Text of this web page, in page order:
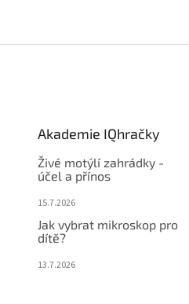
Akademie IQhračky
Živé motýlí zahrádky -
účel a přínos
15.7.2026
Jak vybrat mikroskop pro
dítě?
13.7.2026